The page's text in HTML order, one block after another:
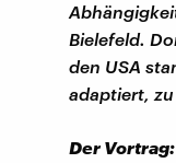
Bielefeld.
den USA
adaptiert,
Der Vortrag: